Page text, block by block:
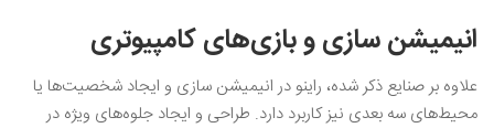
انیمیشن سازی و بازی‌های کامپیوتری
علاوه بر صنایع ذکر شده، راینو در انیمیشن سازی و ایجاد شخصیت‌ها یا
محیط‌های سه بعدی نیز کاربرد دارد. طراحی و ایجاد جلوه‌های ویژه در